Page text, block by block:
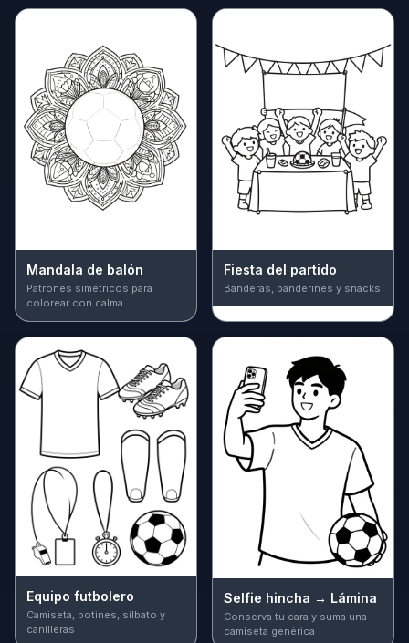
Mandala de balón
Patrones simétricos para
colorear con calma
Fiesta del partido
Banderas, banderines y snacks
Equipo futbolero
Camiseta, botines, silbato y
canilleras
Selfie hincha → Lámina
Conserva tu cara y suma una
camiseta genérica